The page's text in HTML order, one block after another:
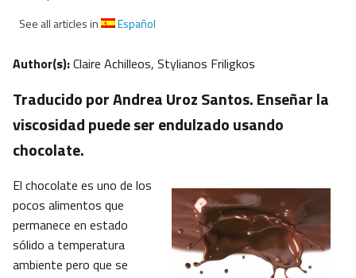
See all articles in
Español
Author(s):Claire Achilleos, Stylianos Friligkos
Traducido por Andrea Uroz Santos. Enseñar la
viscosidad puede ser endulzado usando
chocolate.
El chocolate es uno de los
pocos alimentos que
permanece en estado
sólido a temperatura
ambiente pero que se